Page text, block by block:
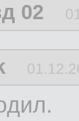
02